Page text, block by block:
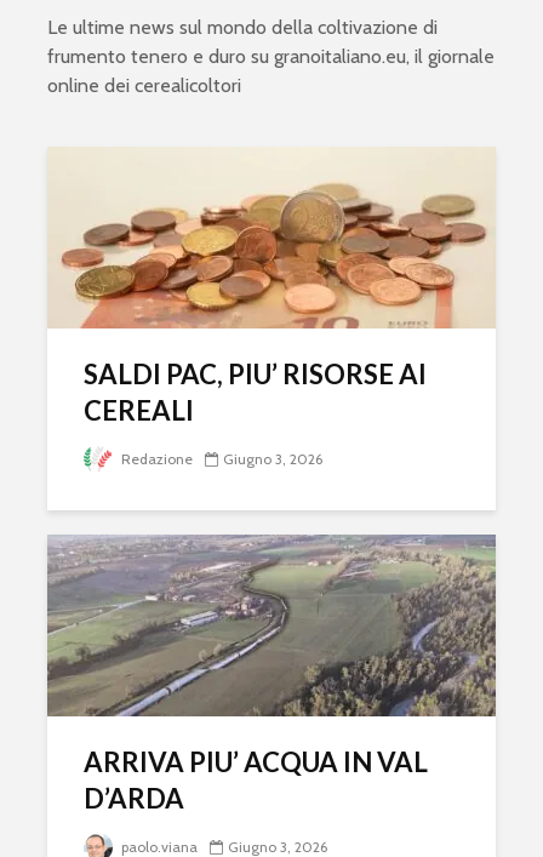
Le ultime news sul mondo della coltivazione di
frumento tenero e duro su granoitaliano.eu, il giornale
online dei cerealicoltori
SALDI PAC, PIU’ RISORSE AI
CEREALI
Redazione Giugno 3, 2026
ARRIVA PIU’ ACQUA IN VAL
D’ARDA
paolo.viana Giugno 3, 2026